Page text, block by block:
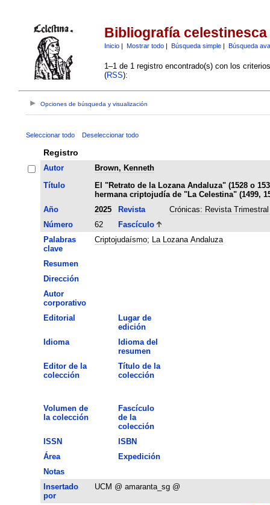
Bibliografía celestinesca
Inicio| Mostrar todo| Búsqueda simple| Búsqueda
1–1 de 1 registro encontrado(s) con los
(RSS):
Opciones de búsqueda y visualización
Seleccionar todo Deseleccionar todo
Registro
Autor
Brown, Kenneth
Título
El "Retrato de la Lozana Andaluza" (1528 o
hermana criptojudía de "La Celestina" (1499,
Año
2025 Revista
Crónicas: Revista
Número
62
Fascículo
Palabras
clave
Criptojudaísmo; La Lozana Andaluza
Resumen
Dirección
Autor
corporativo
Editorial
Lugar de
edición
Idioma
Idioma del
resumen
Editor de la
colección
Título de la
colección
Volumen de
la colección
Fascículo
de la
colección
ISSN
ISBN
Área
Expedición
Notas
Insertado
por
UCM @ amaranta_sg @